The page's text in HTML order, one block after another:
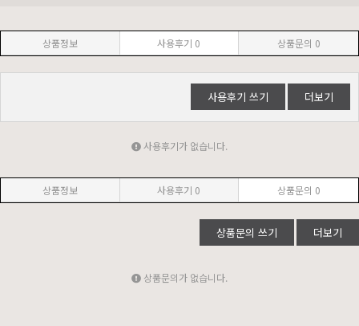
상품정보 사용후기 0 상품문의 0
사용후기 쓰기 더보기
사용후기가 없습니다.
상품정보 사용후기 0 상품문의 0
상품문의 쓰기 더보기
상품문의가 없습니다.